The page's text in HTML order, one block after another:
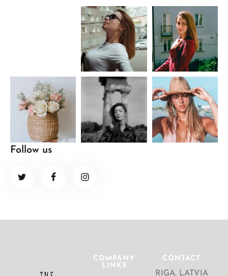
Follow us
COMPANY
LINKS
CONTACT
RIGA, LATVIA